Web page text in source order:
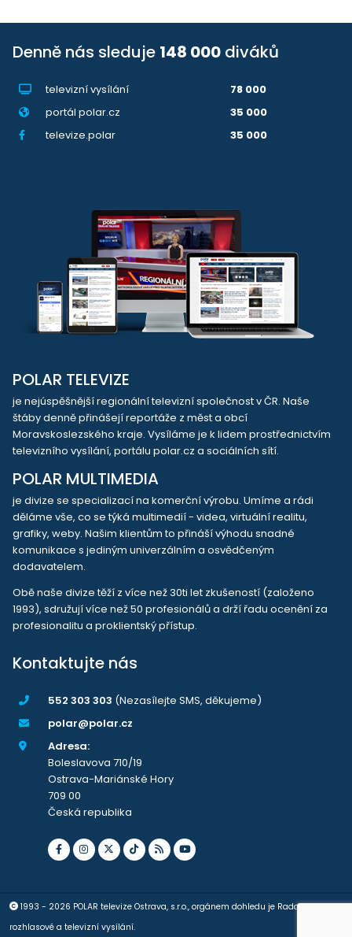
Denně nás sleduje 148 000 diváků
televizní vysílání
78 000
portál polar.cz
35 000
televize.polar
35 000
POLAR TELEVIZE
je nejúspěšnější regionální televizní společnost v ČR. Naše
štáby denně přinášejí reportáže z měst a obcí
Moravskoslezského kraje. Vysíláme je k lidem prostřednictvím
televizního vysílání, portálu polar.cz a sociálních sítí.
POLAR MULTIMEDIA
je divize se specializací na komerční výrobu. Umíme a rádi
děláme vše, co se týká multimedií - videa, virtuální realitu,
grafiky, weby. Našim klientům to přináší výhodu snadné
komunikace s jediným univerzálním a osvědčeným
dodavatelem.
Obě naše divize těží z více než 30ti let zkušeností (založeno
1993), sdružují více než 50 profesionálů a drží řadu ocenění za
profesionalitu a proklientský přístup.
Kontaktujte nás
552 303 303 (Nezasílejte SMS, děkujeme)
polar@polar.cz
Adresa:
Boleslavova 710/19
Ostrava-Mariánské Hory
709 00
Česká republika
1993 - 2026 POLAR televize Ostrava, s.r.o., orgánem dohledu je Rada pro
rozhlasové a televizní vysílání.